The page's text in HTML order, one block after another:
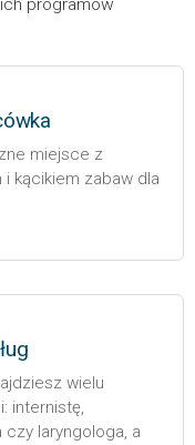
programów
miejsce z
kącikiem zabaw dla
wielu
internistę,
czy laryngologa, a